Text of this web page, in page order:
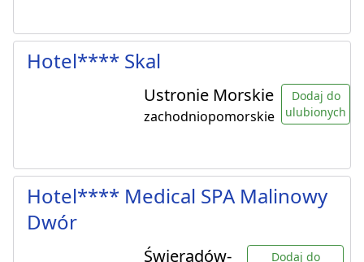
Hotel**** Skal
Ustronie Morskie
zachodniopomorskie
Dodaj do
ulubionych
Hotel**** Medical SPA Malinowy
Dwór
Świeradów-
Dodaj do